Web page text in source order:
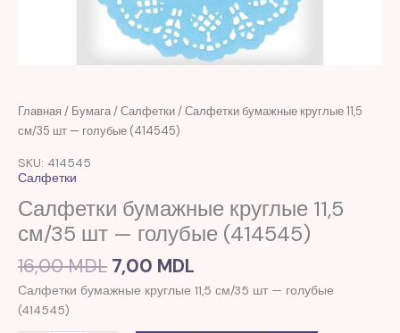
Главная / Бумага/Салфетки/ Салфетки бумажные круглые 11,5
см/35 шт — голубые (414545)
SKU: 414545
Салфетки
Салфетки бумажные круглые 11,5
см/35 шт — голубые (414545)
16,00MDL
Первоначальная
цена
7,00 MDL
Текущая
Салфетки бумажные круглые 11,5 см/35 шт — голубые
(414545)
Количество
товара
бумажные
круглые
11,5
см/35
-
голубые
(414545)